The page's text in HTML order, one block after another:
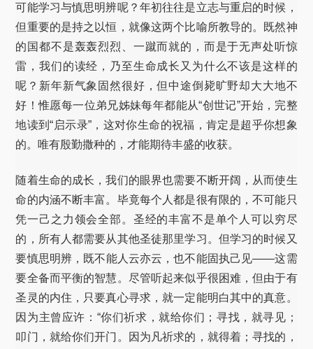
可能学习与慎思明辨呢？年初往往是立志与重启的时候，
但重要的是持之以恒，就像这两个比喻所教导的。既然神
的国都不是轰轰烈烈、一蹴而就的，而是于无声处听惊
雷，我们的读经，乃至生命成长又为什么不该是这样的
呢？新年新气象固然很好，但中途倒毙旷野却大大地不
好！惟愿每一位弟兄姊妹每年都能从“创世记”开始，完整
地读到“启示录”，这对你生命的祝福，肯定是超乎你想象
的。唯有殷勤撒种的，才能期待丰盛的收获。
随着生命的成长，我们的眼界也需要不断开阔，从而使生
命的内涵不断丰富。毕竟每个人都是很有限的，不可能只
凭一己之力领会全部。圣经的丰富不是单个人可以穷尽
的，所有人都需要从其他圣徒那里学习。但学习的时候又
要慎思明辨，既不能人云亦云，也不能固执己见——这需
要全备而平衡的智慧。尽管听起来似乎很困难，但由于有
圣灵的内住，只要真心寻求，就一定能明白其中的真意。
因为主曾应许：“你们祈求，就给你们；寻找，就寻见；
叩门，就给你们开门。因为凡祈求的，就得着；寻找的，